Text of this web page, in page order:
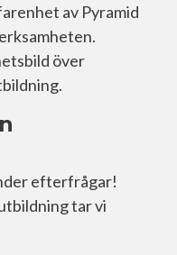
av Pyramid
över
efterfrågar!
tar vi